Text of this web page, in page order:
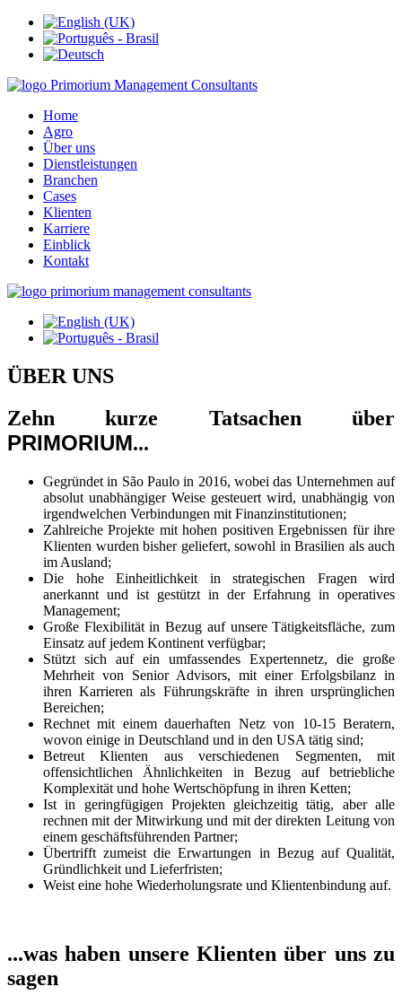
Home
Agro
Über uns
Dienstleistungen
Branchen
Cases
Klienten
Karriere
Einblick
Kontakt
ÜBER UNS
Zehn kurze Tatsachen über
PRIMORIUM...
Gegründet in São Paulo in 2016, wobei das Unternehmen auf
absolut unabhängiger Weise gesteuert wird, unabhängig von
irgendwelchen Verbindungen mit Finanzinstitutionen;
Zahlreiche Projekte mit hohen positiven Ergebnissen für ihre
Klienten wurden bisher geliefert, sowohl in Brasilien als auch
im Ausland;
Die hohe Einheitlichkeit in strategischen Fragen wird
anerkannt und ist gestützt in der Erfahrung in operatives
Management;
Große Flexibilität in Bezug auf unsere Tätigkeitsfläche, zum
Einsatz auf jedem Kontinent verfügbar;
Stützt sich auf ein umfassendes Expertennetz, die große
Mehrheit von Senior Advisors, mit einer Erfolgsbilanz in
ihren Karrieren als Führungskräfte in ihren ursprünglichen
Bereichen;
Rechnet mit einem dauerhaften Netz von 10-15 Beratern,
wovon einige in Deutschland und in den USA tätig sind;
Betreut Klienten aus verschiedenen Segmenten, mit
offensichtlichen Ähnlichkeiten in Bezug auf betriebliche
Komplexität und hohe Wertschöpfung in ihren Ketten;
Ist in geringfügigen Projekten gleichzeitig tätig, aber alle
rechnen mit der Mitwirkung und mit der direkten Leitung von
einem geschäftsführenden Partner;
Übertrifft zumeist die Erwartungen in Bezug auf Qualität,
Gründlichkeit und Lieferfristen;
Weist eine hohe Wiederholungsrate und Klientenbindung auf.
...was haben unsere Klienten über uns zu
sagen